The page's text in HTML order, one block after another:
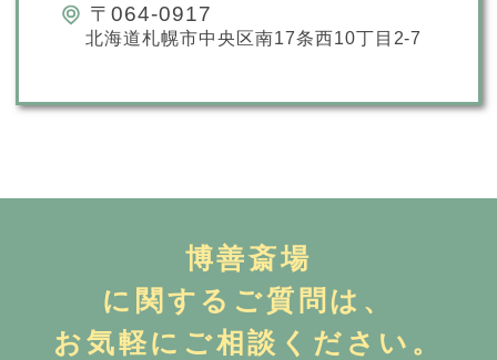
〒064-0917
北海道札幌市中央区南17条西10丁目2-7
博善斎場
に関するご質問は、
お気軽にご相談ください。